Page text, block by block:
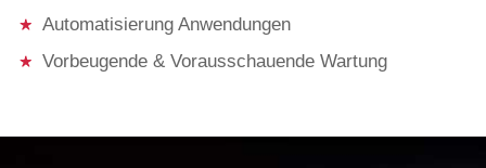
Sucher
0.5 "farbe OLED display,
unterstützung manuelle
Automatisierung Anwendungen
Vorbeugende & Vorausschauende Wartung